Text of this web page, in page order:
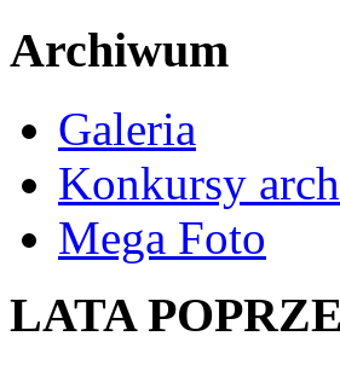
Archiwum
Galeria
Konkursy
Mega Foto
LATA